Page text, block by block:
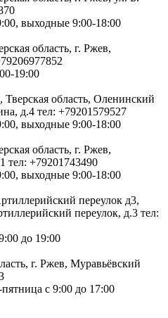
выходные 9:00-18:00
область, г. Ржев,
19:00
область, Оленинский
д.4 тел: +79201579527
выходные 9:00-18:00
область, г. Ржев,
тел: +79201743490
выходные 9:00-18:00
переулок д3,
переулок, д.3 тел:
до 19:00
г. Ржев, Муравьёвский
с 9:00 до 17:00